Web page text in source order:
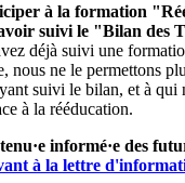
à la formation
suivi le "Bilan des
déjà suivi une
nous ne le permettons
suivi le bilan, et à qui
à la rééducation.
informé·e des
à la lettre